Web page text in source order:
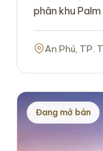
phân khu
An Phú, TP.
Đang mở bán